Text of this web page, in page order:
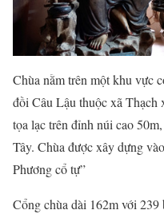
Chùa nằm trên một khu vực
đồi Câu Lậu thuộc xã Thạch
tọa lạc trên đỉnh núi cao
Tây. Chùa được xây dựng
Phương cổ tự”
Cổng chùa dài 162m với 239